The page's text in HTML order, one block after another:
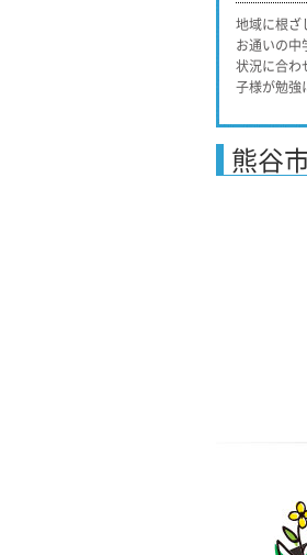
地域に根ざ
お通いの中
状況に合わ
子様が勉強
熊谷